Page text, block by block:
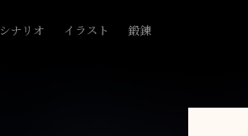
シナリオ イラスト 鍛錬